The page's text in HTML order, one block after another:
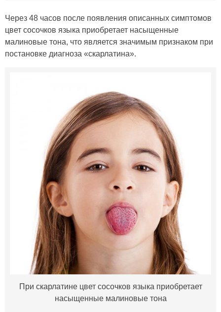
Через 48 часов после появления описанных симптомов
цвет сосочков языка приобретает насыщенные
малиновые тона, что является значимым признаком при
постановке диагноза «скарлатина».
При скарлатине цвет сосочков языка приобретает
насыщенные малиновые тона